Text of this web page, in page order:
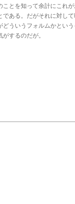
とを知って余計にこれが
ある。だがそれに対し
ういうフォルムかとい
するのだが。